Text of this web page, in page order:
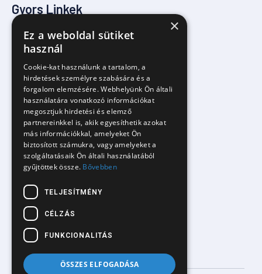
Gyors Linkek
Kezdőlap
Rólunk
Szolgáltatások
Okos AI ügyfélszolgálat
AI automatizált értékesítés
AI véleménykezelő rendszer
Árazás
Blog
×
Ez a weboldal sütiket
használ
Cookie-kat használunk a tartalom, a
hirdetések személyre szabására és a
forgalom elemzésére. Webhelyünk Ön általi
használatára vonatkozó információkat
megosztjuk hirdetési és elemző
partnereinkkel is, akik egyesíthetik azokat
más információkkal, amelyeket Ön
biztosított számukra, vagy amelyeket a
szolgáltatásaik Ön általi használatából
gyűjtöttek össze. Bővebben
TELJESÍTMÉNY
CÉLZÁS
FUNKCIONALITÁS
ÖSSZES ELFOGADÁSA